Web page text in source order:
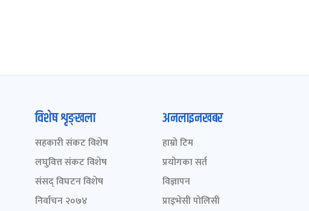
विशेष शृङ्खला
सहकारी संकट विशेष
लघुवित्त संकट विशेष
संसद् विघटन विशेष
निर्वाचन २०७४
अनलाइनखबर
हाम्रो टिम
प्रयोगका सर्त
विज्ञापन
प्राइभेसी पोलिसी